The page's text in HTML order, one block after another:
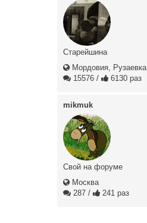
Старейшина
Мордовия, Рузаевка
15576 / 6130 раз
mikmuk
Свой на форуме
Москва
287 / 241 раз